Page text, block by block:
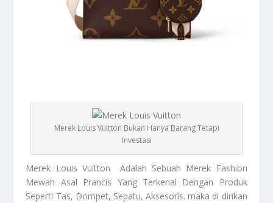
Merek Louis Vuitton Bukan Hanya Barang Tetapi
Investasi
Merek Louis Vuitton Adalah Sebuah Merek Fashion
Mewah Asal Prancis Yang Terkenal Dengan Produk
Seperti Tas, Dompet, Sepatu, Aksesoris. maka di dirikan